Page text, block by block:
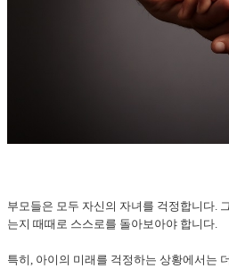
부모들은 모두 자신의 자녀를 걱정합니다.
는지 때때로 스스로를 돌아보아야 합니다.
특히, 아이의 미래를 걱정하는 상황에서는